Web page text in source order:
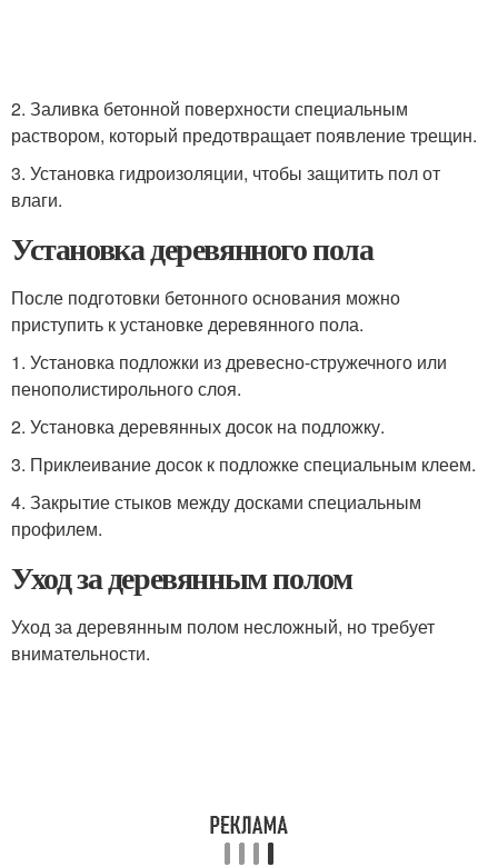
2. Заливка бетонной поверхности специальным
раствором, который предотвращает появление трещин.
3. Установка гидроизоляции, чтобы защитить пол от
влаги.
Установка деревянного пола
После подготовки бетонного основания можно
приступить к установке деревянного пола.
1. Установка подложки из древесно-стружечного или
пенополистирольного слоя.
2. Установка деревянных досок на подложку.
3. Приклеивание досок к подложке специальным клеем.
4. Закрытие стыков между досками специальным
профилем.
Уход за деревянным полом
Уход за деревянным полом несложный, но требует
внимательности.